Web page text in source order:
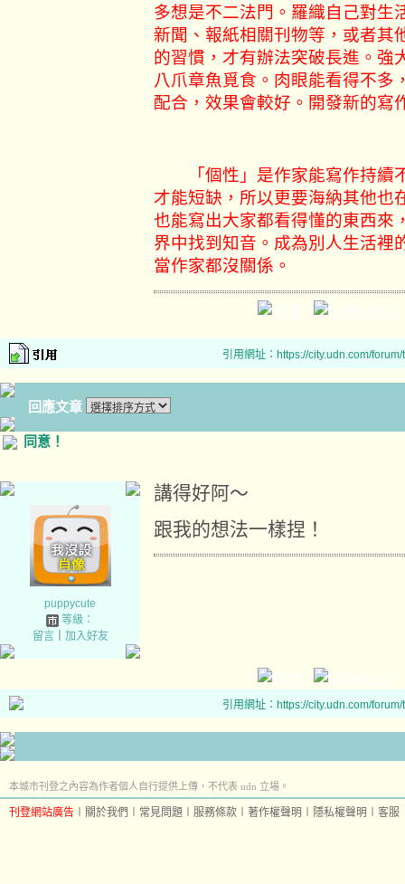
多想是不二法門。羅織自己對生
新聞、報紙相關刊物等，或者其
的習慣，才有辦法突破長進。強
八爪章魚覓食。肉眼能看得不
配合，效果會較好。開發
「個性」是作家能寫作持續
才能短缺，所以更要海納其他也
也能寫出大家都看得懂的東西來
界中找到知音。成為別人生活裡
當作家都沒關係。
引用網址：https://city.udn.com/
回應文章
同意！
puppycute
等級：
留言｜ 加入好友
講得好阿～
跟我的想法一樣捏！
引用網址：https://city.udn.com/
本城市刊登之內容為作者個人自行提供上傳，不代表 udn 立場。
刊登網站廣告 關於我們 常見問題 服務條款 著作權聲明 隱私權聲明 客服